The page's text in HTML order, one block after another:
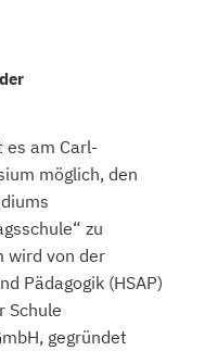
am Carl-
möglich, den
zu
wird von der
Pädagogik (HSAP)
Schule
gegründet